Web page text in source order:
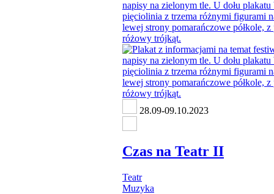
28.09-09.10.2023
Czas na Teatr II
Teatr
Muzyka